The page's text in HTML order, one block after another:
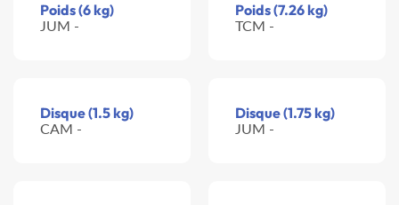
Poids (6 kg)
JUM -
Poids (7.26 kg)
TCM -
Disque (1.5 kg)
CAM -
Disque (1.75 kg)
JUM -